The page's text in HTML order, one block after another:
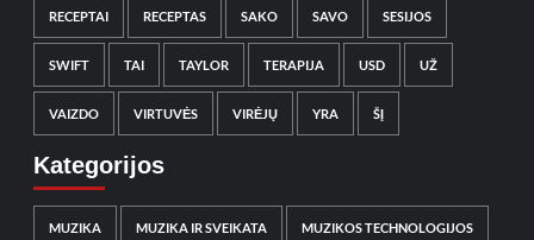
RECEPTAI RECEPTAS SAKO SAVO SESIJOS
SWIFT TAI TAYLOR TERAPIJA USD UŽ
VAIZDO VIRTUVĖS VIRĖJŲ YRA ŠĮ
Kategorijos
MUZIKA MUZIKA IR SVEIKATA MUZIKOS TECHNOLOGIJOS